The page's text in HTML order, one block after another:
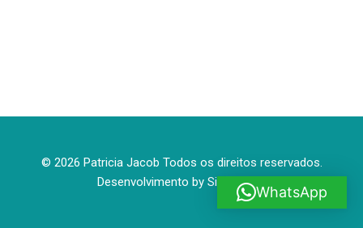
© 2026 Patricia Jacob Todos os direitos reservados.
Desenvolvimento by Site House
WhatsApp